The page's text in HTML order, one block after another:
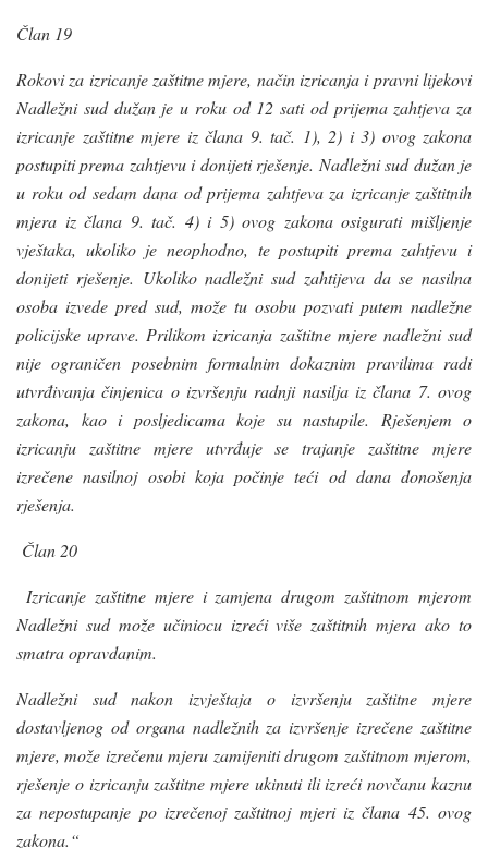
Član 19
Rokovi za izricanje zaštitne mjere, način izricanja i pravni lijekovi
Nadležni sud dužan je u roku od 12 sati od prijema zahtjeva za
izricanje zaštitne mjere iz člana 9. tač. 1), 2) i 3) ovog zakona
postupiti prema zahtjevu i donijeti rješenje. Nadležni sud dužan je
u roku od sedam dana od prijema zahtjeva za izricanje zaštitnih
mjera iz člana 9. tač. 4) i 5) ovog zakona osigurati mišljenje
vještaka, ukoliko je neophodno, te postupiti prema zahtjevu i
donijeti rješenje. Ukoliko nadležni sud zahtijeva da se nasilna
osoba izvede pred sud, može tu osobu pozvati putem nadležne
policijske uprave. Prilikom izricanja zaštitne mjere nadležni sud
nije ograničen posebnim formalnim dokaznim pravilima radi
utvrđivanja činjenica o izvršenju radnji nasilja iz člana 7. ovog
zakona, kao i posljedicama koje su nastupile. Rješenjem o
izricanju zaštitne mjere utvrđuje se trajanje zaštitne mjere
izrečene nasilnoj osobi koja počinje teći od dana donošenja
rješenja.
Član 20
Izricanje zaštitne mjere i zamjena drugom zaštitnom mjerom
Nadležni sud može učiniocu izreći više zaštitnih mjera ako to
smatra opravdanim.
Nadležni sud nakon izvještaja o izvršenju zaštitne mjere
dostavljenog od organa nadležnih za izvršenje izrečene zaštitne
mjere, može izrečenu mjeru zamijeniti drugom zaštitnom mjerom,
rješenje o izricanju zaštitne mjere ukinuti ili izreći novčanu kaznu
za nepostupanje po izrečenoj zaštitnoj mjeri iz člana 45. ovog
zakona.“